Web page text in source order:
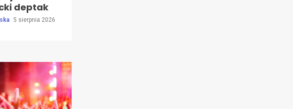
deptak
5 sierpnia 2026